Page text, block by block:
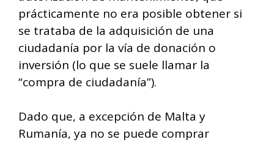
prácticamente no era posible obtener si
se trataba de la adquisición de una
ciudadanía por la vía de donación o
inversión (lo que se suele llamar la
“compra de ciudadanía”).
Dado que, a excepción de Malta y
Rumanía, ya no se puede comprar